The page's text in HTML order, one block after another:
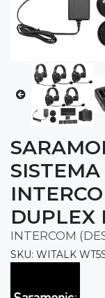
SISTEMA
DUPLEX
INTERCOM
SKU: WITALK